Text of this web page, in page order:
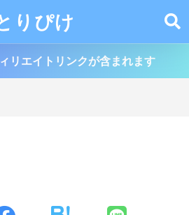
りぴけ
リエイトリンクが含まれます